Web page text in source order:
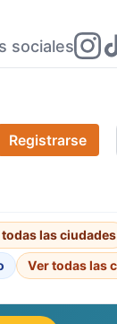
sociales
Registrarse
las ciudades
Ver todas las